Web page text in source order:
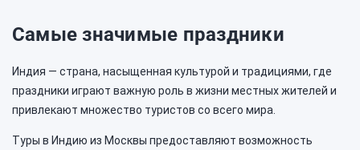
Самые значимые праздники
Индия — страна, насыщенная культурой и традициями, где
праздники играют важную роль в жизни местных жителей и
привлекают множество туристов со всего мира.
Туры в Индию из Москвы предоставляют возможность